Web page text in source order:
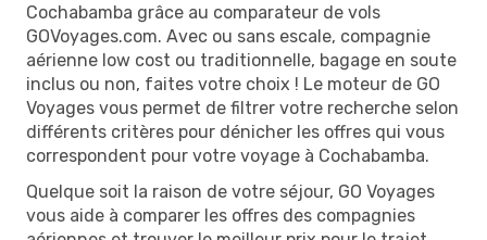
Cochabamba grâce au comparateur de vols
GOVoyages.com. Avec ou sans escale, compagnie
aérienne low cost ou traditionnelle, bagage en soute
inclus ou non, faites votre choix ! Le moteur de GO
Voyages vous permet de filtrer votre recherche selon
différents critères pour dénicher les offres qui vous
correspondent pour votre voyage à Cochabamba.
Quelque soit la raison de votre séjour, GO Voyages
vous aide à comparer les offres des compagnies